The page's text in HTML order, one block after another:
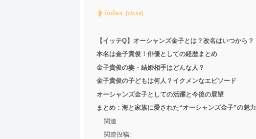
index
【イッテQ】オーシャンズ金子とは？改名はいつから？
本名は金子貴俊！俳優としての経歴まとめ
金子貴俊の妻・結婚相手はどんな人？
金子貴俊の子どもは何人？イクメンなエピソード
オーシャンズ金子としての活躍と今後の展望
まとめ：海と家族に愛された“オーシャンズ金子”の魅力
関連
関連投稿: